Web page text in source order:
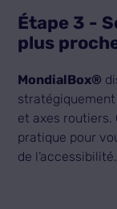
Étape 3 -
plus
MondialBox®
et axes routiers.
pratique pour
de l’accessibilité.